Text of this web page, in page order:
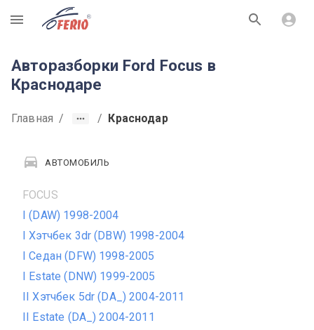
R
Авторазборки Ford Focus в
Краснодаре
Главная / / Краснодар
АВТОМОБИЛЬ
FOCUS
I (DAW) 1998-2004
I Хэтчбек 3dr (DBW) 1998-2004
I Седан (DFW) 1998-2005
I Estate (DNW) 1999-2005
II Хэтчбек 5dr (DA_) 2004-2011
II Estate (DA_) 2004-2011